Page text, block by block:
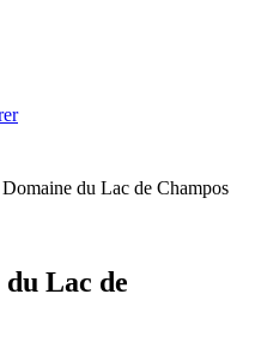
du Lac de Champos
Lac de